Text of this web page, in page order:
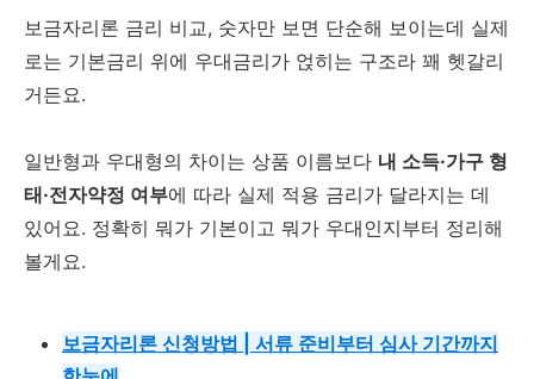
보금자리론 금리 비교, 숫자만 보면 단순해 보이는데 실제
로는 기본금리 위에 우대금리가 얹히는 구조라 꽤 헷갈리
거든요.
일반형과 우대형의 차이는 상품 이름보다 내 소득·가구 형
태·전자약정 여부에 따라 실제 적용 금리가 달라지는 데
있어요. 정확히 뭐가 기본이고 뭐가 우대인지부터 정리해
볼게요.
보금자리론 신청방법 | 서류 준비부터 심사 기간까지